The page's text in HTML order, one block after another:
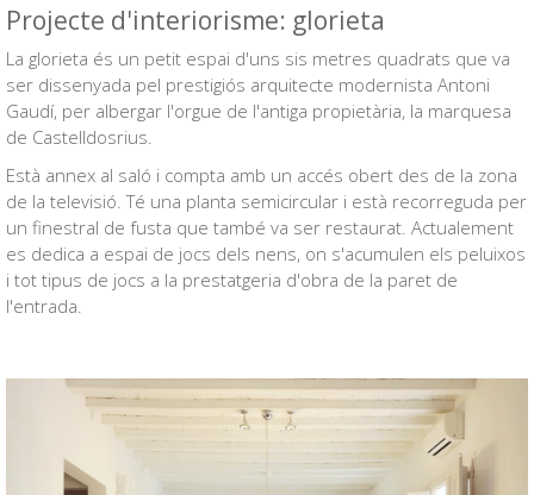
Projecte d'interiorisme: glorieta
La glorieta és un petit espai d'uns sis metres quadrats que va
ser dissenyada pel prestigiós arquitecte modernista Antoni
Gaudí, per albergar l'orgue de l'antiga propietària, la marquesa
de Castelldosrius.
Està annex al saló i compta amb un accés obert des de la zona
de la televisió. Té una planta semicircular i està recorreguda per
un finestral de fusta que també va ser restaurat. Actualement
es dedica a espai de jocs dels nens, on s'acumulen els peluixos
i tot tipus de jocs a la prestatgeria d'obra de la paret de
l'entrada.